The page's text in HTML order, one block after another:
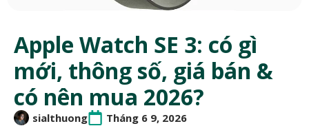
Apple Watch SE 3: có gì
mới, thông số, giá bán &
có nên mua 2026?
sialthuong Tháng 6 9, 2026